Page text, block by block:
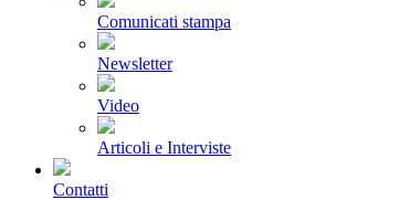
Comunicati stampa
Newsletter
Video
Articoli e Interviste
Contatti